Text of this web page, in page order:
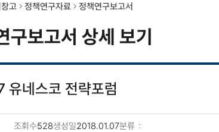
고 정책연구자료 정책연구보고서
구보고서 상세 보기
유네스코 전략포럼
조회수528생성일2018.01.07분류